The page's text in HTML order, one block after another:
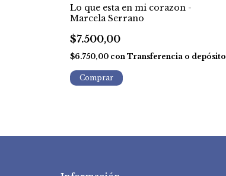
Lo que esta en mi corazon -
Marcela Serrano
$7.500,00
$6.750,00 con Transferencia o depósito